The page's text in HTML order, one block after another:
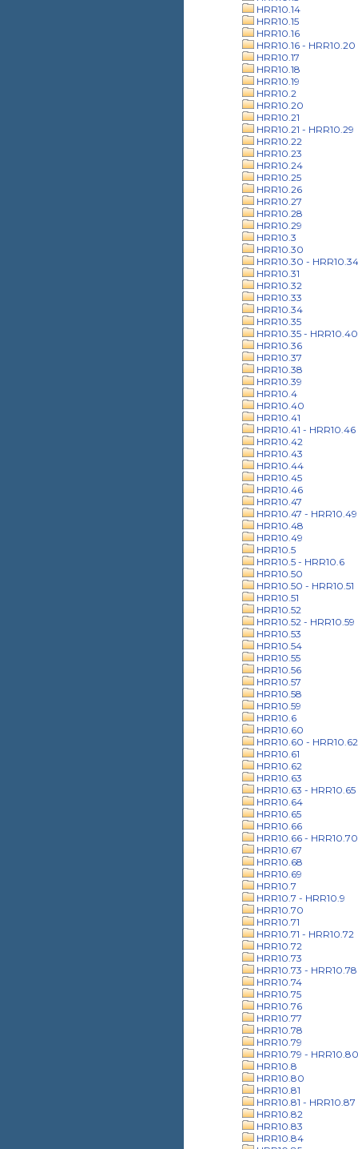
HRR10.14
HRR10.15
HRR10.16
HRR10.16 - HRR10.20
HRR10.17
HRR10.18
HRR10.19
HRR10.2
HRR10.20
HRR10.21
HRR10.21 - HRR10.29
HRR10.22
HRR10.23
HRR10.24
HRR10.25
HRR10.26
HRR10.27
HRR10.28
HRR10.29
HRR10.3
HRR10.30
HRR10.30 - HRR10.34
HRR10.31
HRR10.32
HRR10.33
HRR10.34
HRR10.35
HRR10.35 - HRR10.40
HRR10.36
HRR10.37
HRR10.38
HRR10.39
HRR10.4
HRR10.40
HRR10.41
HRR10.41 - HRR10.46
HRR10.42
HRR10.43
HRR10.44
HRR10.45
HRR10.46
HRR10.47
HRR10.47 - HRR10.49
HRR10.48
HRR10.49
HRR10.5
HRR10.5 - HRR10.6
HRR10.50
HRR10.50 - HRR10.51
HRR10.51
HRR10.52
HRR10.52 - HRR10.59
HRR10.53
HRR10.54
HRR10.55
HRR10.56
HRR10.57
HRR10.58
HRR10.59
HRR10.6
HRR10.60
HRR10.60 - HRR10.62
HRR10.61
HRR10.62
HRR10.63
HRR10.63 - HRR10.65
HRR10.64
HRR10.65
HRR10.66
HRR10.66 - HRR10.70
HRR10.67
HRR10.68
HRR10.69
HRR10.7
HRR10.7 - HRR10.9
HRR10.70
HRR10.71
HRR10.71 - HRR10.72
HRR10.72
HRR10.73
HRR10.73 - HRR10.78
HRR10.74
HRR10.75
HRR10.76
HRR10.77
HRR10.78
HRR10.79
HRR10.79 - HRR10.80
HRR10.8
HRR10.80
HRR10.81
HRR10.81 - HRR10.87
HRR10.82
HRR10.83
HRR10.84